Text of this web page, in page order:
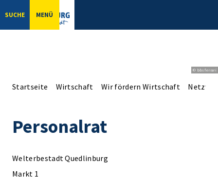
SUCHE MENÜ
© bbsferrari
Startseite Wirtschaft Wir fördern Wirtschaft
Personalrat
Welterbestadt Quedlinburg
Markt 1